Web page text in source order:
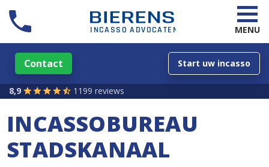
MENU
Contact Start uw incasso
8,9 1199 reviews
INCASSOBUREAU
STADSKANAAL